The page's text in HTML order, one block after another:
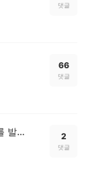
댓글
66
댓글
💰[당첨자 발표] 우리 동네 썰전 10회차 당첨자를 발표합니다! 2
댓글